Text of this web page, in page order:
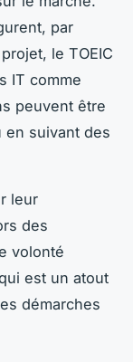
par
le TOEIC
IT comme
peuvent être
en suivant des
leur
des
volonté
est un atout
démarches